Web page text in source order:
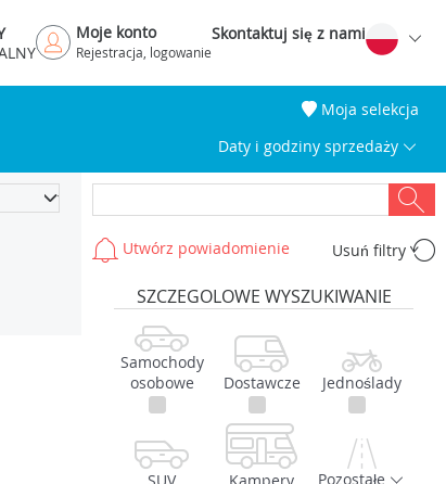
Moje konto
Rejestracja, logowanie
Skontaktuj się z nami
Moja selekcja
Daty i godziny sprzedaży
Utwórz powiadomienie Usuń filtry
SZCZEGOLOWE WYSZUKIWANIE
Samochody
osobowe
Dostawcze Jednoślady
Pozostałe